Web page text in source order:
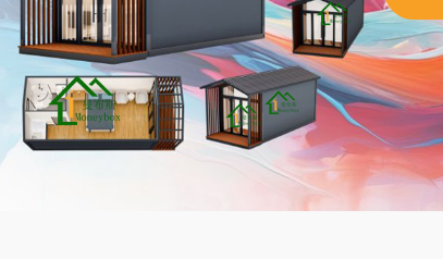
0106756
sales@
mbshou
se.com